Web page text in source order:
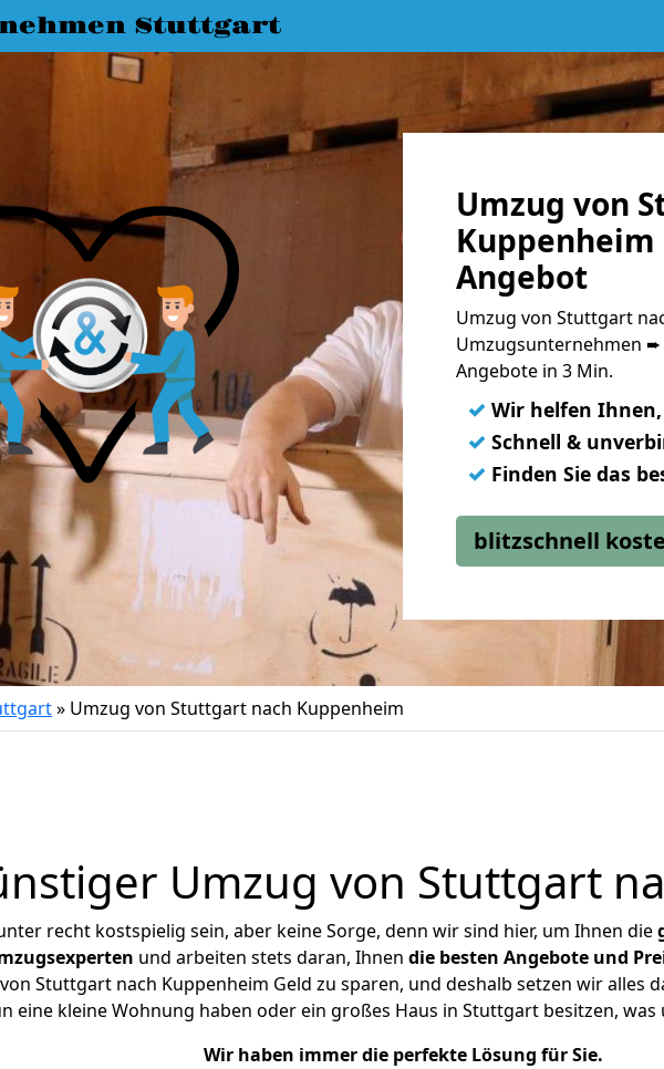
Stuttgart
Umzug von
Kuppenheim
Angebot
Umzug von Stuttgart
Umzugsunternehmen ➨
Angebote in 3 Min.
✓ Wir helfen
✓ Schnell &
✓ Finden Sie das
blitzschnell
» Umzug von Stuttgart nach Kuppenheim
Umzug von Stuttgart
recht kostspielig sein, aber keine Sorge, denn wir sind hier, um Ihnen die
und arbeiten stets daran, Ihnen die besten Angebote und
Stuttgart nach Kuppenheim Geld zu sparen, und deshalb setzen wir alles
eine kleine Wohnung haben oder ein großes Haus in Stuttgart besitzen,
Wir haben immer die perfekte Lösung für Sie.